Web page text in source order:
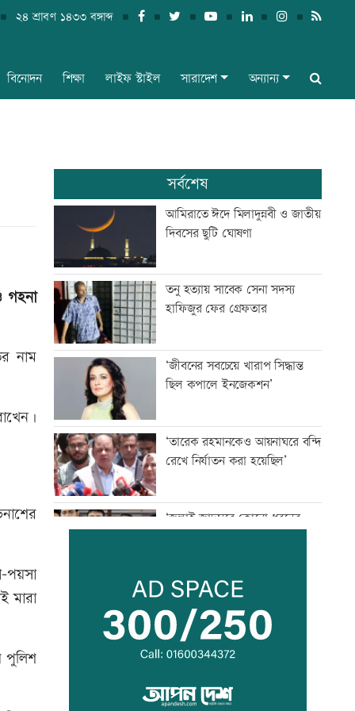
২৪ শ্রাবণ ১৪৩৩ বঙ্গাব্দ
বিনোদন শিক্ষা লাইফ স্টাইল সারাদেশ অন্যান্য
গহনা
নাম
পয়সা
মারা
পুলিশ
সর্বশেষ
আমিরাতে ঈদে মিলাদুন্নবী ও জাতীয়
দিবসের ছুটি ঘোষণা
তনু হত্যায় সাবেক সেনা সদস্য
হাফিজুর ফের গ্রেফতার
‘জীবনের সবচেয়ে খারাপ সিদ্ধান্ত
ছিল কপালে ইনজেকশন’
‘তারেক রহমানকেও আয়নাঘরে বন্দি
রেখে নির্যাতন করা হয়েছিল’
‘জুলাই জাদুঘরে কোনো ধরনের
রাজনৈতিক সম্পৃক্ততা যেন পেশাগত
জীবনে বিঘ্ন না ঘটায়: প্রধানমন্ত্রী
পুলিশের হেফাজত থেকে পালালেন